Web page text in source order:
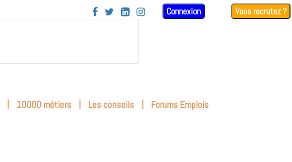
    Connexion Vous recrutez ?
| 10000 métiers | Les conseils | Forums Emplois